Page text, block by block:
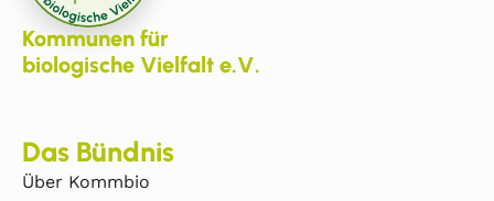
Kommunen für
biologische Vielfalt e.V.
Das Bündnis
Über Kommbio